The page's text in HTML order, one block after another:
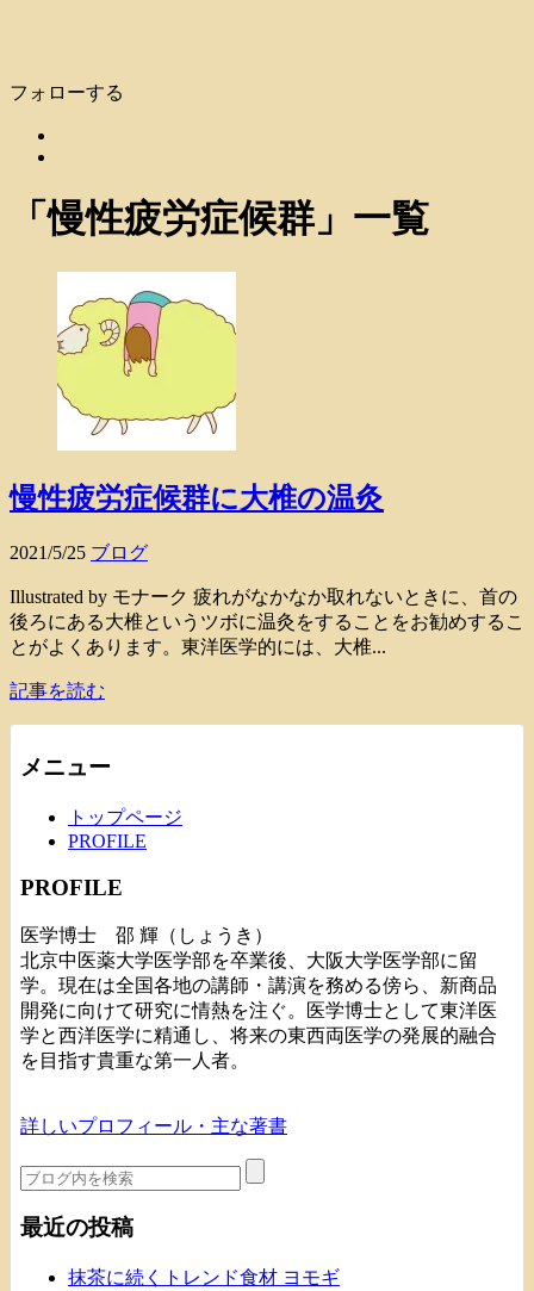
フォローする
「慢性疲労症候群 」 一覧
慢性疲労症候群に大椎の温灸
2021/5/25 ブログ
Illustrated by モナーク 疲れがなかなか取れないときに、首の
後ろにある大椎というツボに温灸をすることをお勧めするこ
とがよくあります。東洋医学的には、大椎...
記事を読む
メニュー
トップページ
PROFILE
PROFILE
医学博士 邵 輝（しょうき）
北京中医薬大学医学部を卒業後、大阪大学医学部に留
学。現在は全国各地の講師・講演を務める傍ら、新商品
開発に向けて研究に情熱を注ぐ。医学博士として東洋医
学と西洋医学に精通し、将来の東西両医学の発展的融合
を目指す貴重な第一人者。
詳しいプロフィール・主な著書
最近の投稿
抹茶に続くトレンド食材 ヨモギ